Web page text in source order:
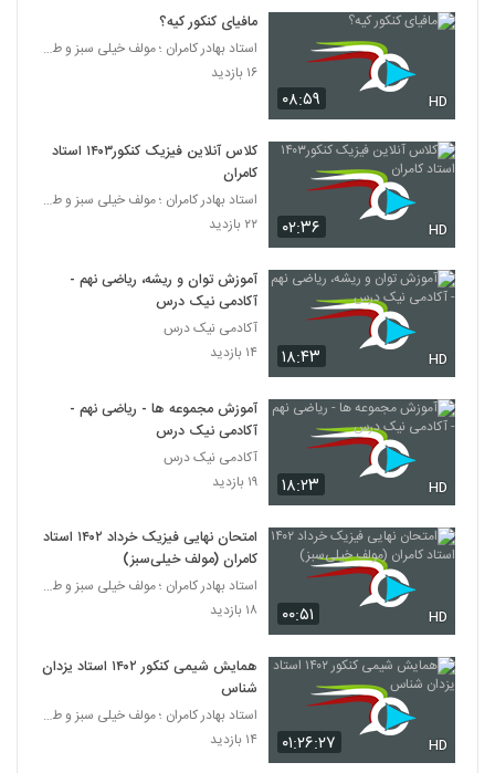
۰۸:۵۹ HD
مافیای کنکور کیه؟
استاد بهادر کامران ؛ مولف خیلی سبز و طراح قلم چی
۱۶ بازدید
۰۲:۳۶ HD
کلاس آنلاین فیزیک کنکور۱۴۰۳ استاد
کامران
استاد بهادر کامران ؛ مولف خیلی سبز و طراح قلم چی
۲۲ بازدید
۱۸:۴۳ HD
آموزش توان و ریشه، ریاضی نهم -
آکادمی نیک درس
آکادمی نیک درس
۱۴ بازدید
۱۸:۲۳ HD
آموزش مجموعه ها - ریاضی نهم -
آکادمی نیک درس
آکادمی نیک درس
۱۹ بازدید
۰۰:۵۱ HD
امتحان نهایی فیزیک خرداد ۱۴۰۲ استاد
کامران (مولف خیلی‌سبز)
استاد بهادر کامران ؛ مولف خیلی سبز و طراح قلم چی
۱۸ بازدید
۰۱:۲۶:۲۷ HD
همایش شیمی کنکور ۱۴۰۲ استاد یزدان
شناس
استاد بهادر کامران ؛ مولف خیلی سبز و طراح قلم چی
۱۴ بازدید